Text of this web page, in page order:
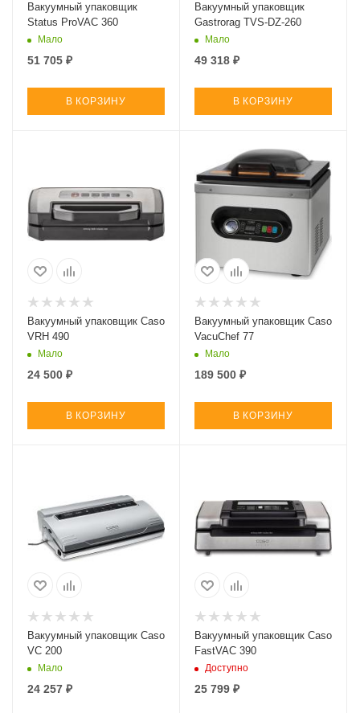
Вакуумный упаковщик
Status ProVAC 360
Мало
51 705 ₽
В КОРЗИНУ
Вакуумный упаковщик
Gastrorag TVS-DZ-260
Мало
49 318 ₽
В КОРЗИНУ
Вакуумный упаковщик Caso
VRH 490
Мало
24 500 ₽
В КОРЗИНУ
Вакуумный упаковщик Caso
VacuChef 77
Мало
189 500 ₽
В КОРЗИНУ
Вакуумный упаковщик Caso
VC 200
Мало
24 257 ₽
Вакуумный упаковщик Caso
FastVAC 390
Доступно
25 799 ₽